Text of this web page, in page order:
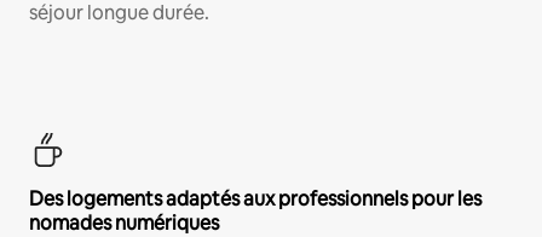
séjour longue durée.
Des logements adaptés aux professionnels pour les
nomades numériques